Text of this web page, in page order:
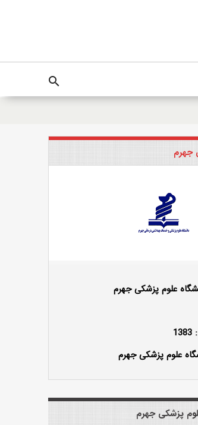
search
جهرم
علوم پزشکی جهرم
علوم پزشکی جهرم
پزشکی جهرم